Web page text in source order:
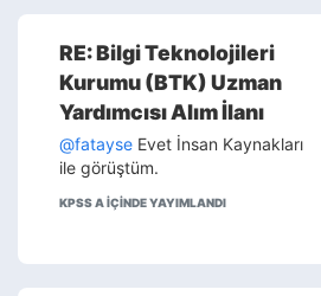
RE: Bilgi Teknolojileri
Kurumu (BTK) Uzman
Yardımcısı Alım İlanı
@fatayse Evet İnsan Kaynakları
ile görüştüm.
KPSS A IÇINDE YAYIMLANDI